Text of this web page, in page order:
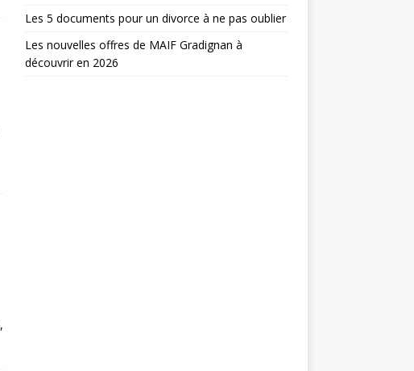
Les 5 documents pour un divorce à ne pas oublier
Les nouvelles offres de MAIF Gradignan à
découvrir en 2026